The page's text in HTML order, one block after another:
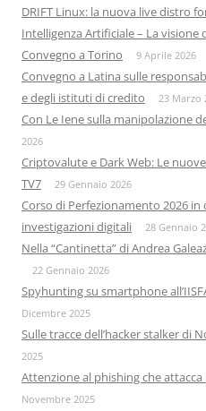
DRIFT Linux: la nuova live distro
Intelligenza Artificiale – La visione
Convegno a Torino
9 Aprile 2026
Convegno a Latina sulle
e degli istituti di credito
23 Marzo
Con Le Iene sulla manipolazione
2026
Criptovalute e Dark Web: Le
TV7
29 Gennaio 2026
Corso di Perfezionamento 2026
investigazioni digitali
28 Gennaio
Nella “Cantinetta” di Andrea
22 Gennaio 2026
Spyhunting su smartphone
Dicembre 2025
Sulle tracce dell’hacker stalker di
2025
Attenzione al phishing che
Novembre 2025